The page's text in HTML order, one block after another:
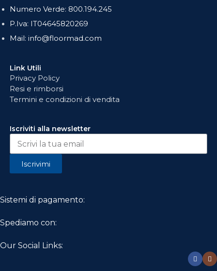
Numero Verde: 800.194.245
P.Iva: IT04645820269
Mail: info@floormad.com
Link Utili
Privacy Policy
Resi e rimborsi
Termini e condizioni di vendita
Iscriviti alla newsletter
Iscrivimi
Sistemi di pagamento:
Spediamo con:
Our Social Links: